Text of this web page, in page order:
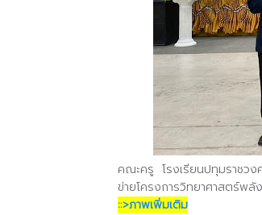
คณะครู โรงเรียนปทุมราชวง
ข่ายโครงการวิทยาศาสตร์พ
::>ภาพเพิ่มเติม